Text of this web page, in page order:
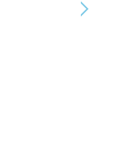
e cobertura nacional